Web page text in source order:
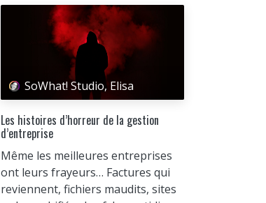
SoWhat! Studio, Elisa
Les histoires d’horreur de la gestion
d’entreprise
Même les meilleures entreprises
ont leurs frayeurs… Factures qui
reviennent, fichiers maudits, sites